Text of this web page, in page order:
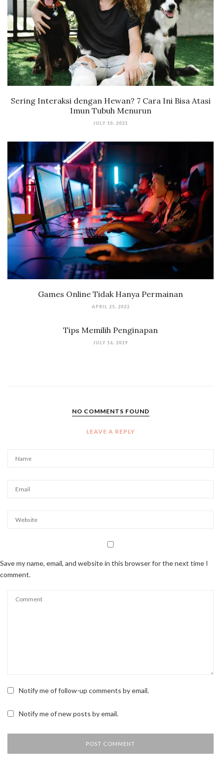
Sering Interaksi dengan Hewan? 7 Cara Ini Bisa Atasi
Imun Tubuh Menurun
JULY 10, 2021
Games Online Tidak Hanya Permainan
APRIL 25, 2022
Tips Memilih Penginapan
JULY 16, 2019
NO COMMENTS FOUND
LEAVE A REPLY
Save my name, email, and website in this browser for the next time I
comment.
Notify me of follow-up comments by email.
Notify me of new posts by email.